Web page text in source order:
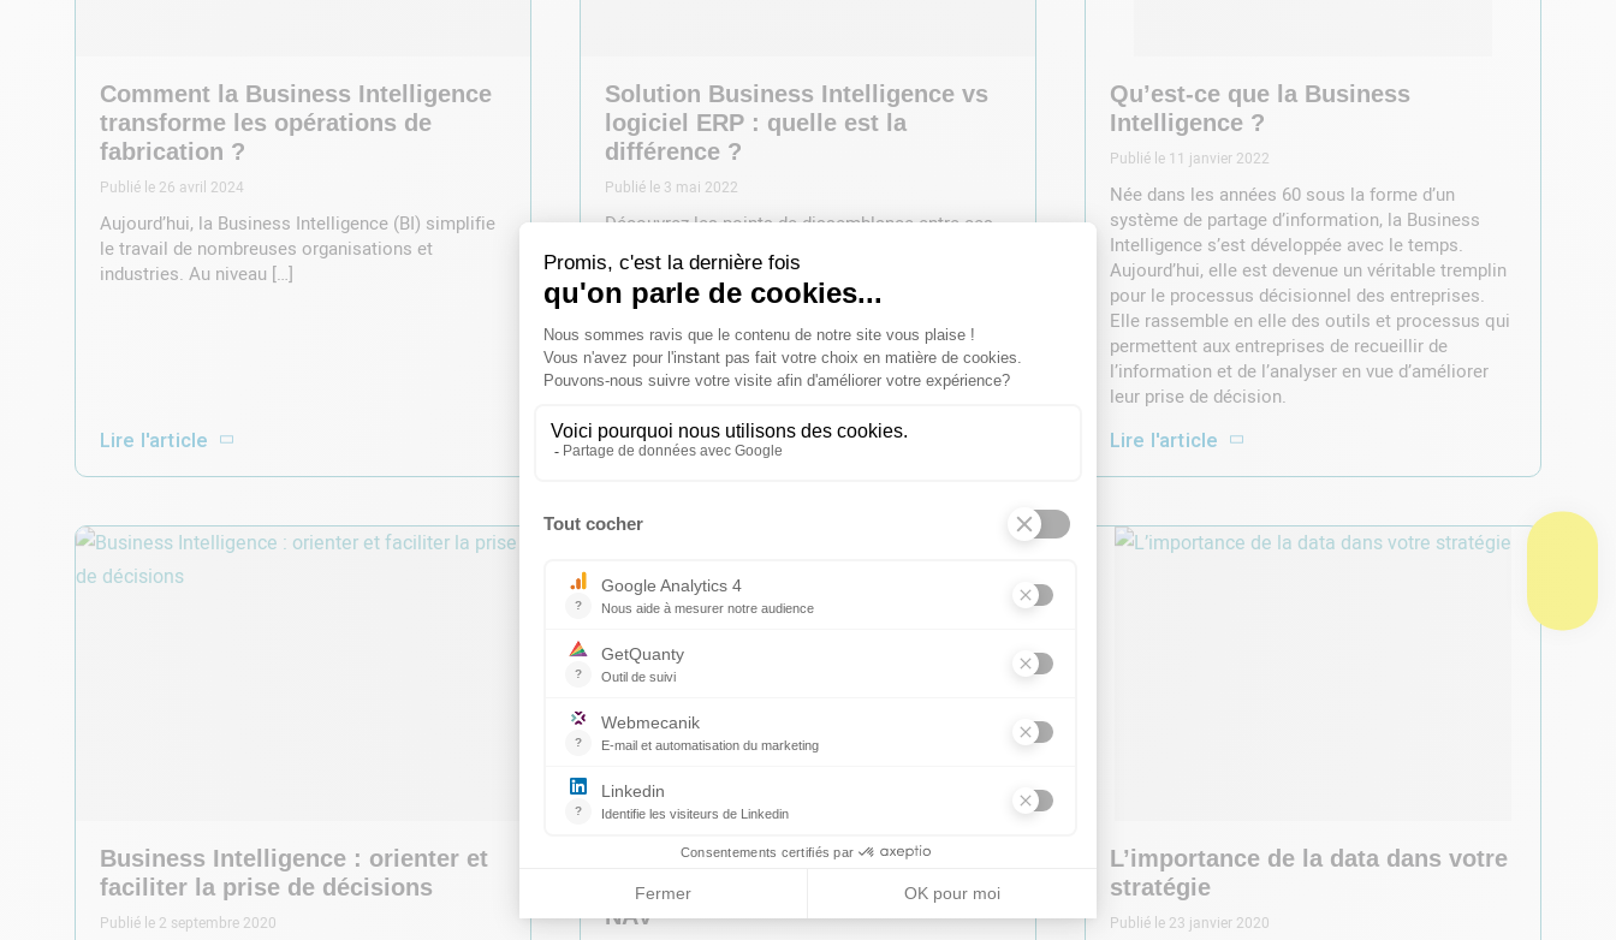
Comment la Business Intelligence
transforme les opérations de
fabrication ?
Publié le 26 avril 2024
Aujourd’hui, la Business Intelligence (BI) simplifie
le travail de nombreuses organisations et
industries. Au niveau […]
Lire l'article
Solution Business Intelligence vs
logiciel ERP : quelle est la
différence ?
Publié le 3 mai 2022
Découvrez les points de dissemblance entre ces
deux outils analytiques mais également les
avantages à les combiner
Lire l'article
Qu’est-ce que la Business
Intelligence ?
Publié le 11 janvier 2022
Née dans les années 60 sous la forme d’un
système de partage d’information, la Business
Intelligence s’est développée avec le temps.
Aujourd’hui, elle est devenue un véritable tremplin
pour le processus décisionnel des entreprises.
Elle rassemble en elle des outils et processus qui
permettent aux entreprises de recueillir de
l’information et de l’analyser en vue d’améliorer
leur prise de décision.
Lire l'article
Business Intelligence : orienter et
faciliter la prise de décisions
Publié le 2 septembre 2020
Comment réussir son projet BI
autour de Microsoft Dynamics BC /
NAV
L’importance de la data dans votre
stratégie
Publié le 23 janvier 2020